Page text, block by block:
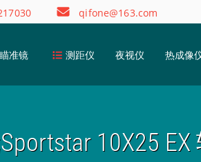
qifone@163.com
瞄准镜 测距仪 夜视仪 热成像
10X25